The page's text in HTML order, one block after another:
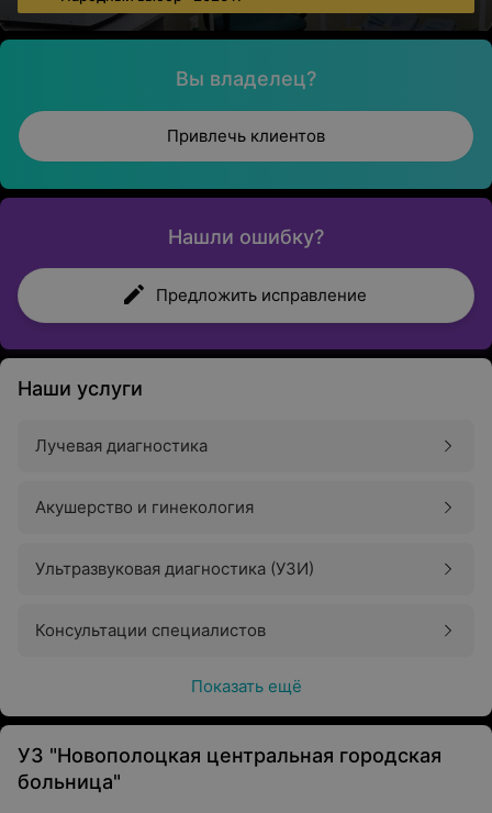
Вы владелец?
Привлечь клиентов
Нашли ошибку?
Предложить исправление
Наши услуги
Лучевая диагностика
Акушерство и гинекология
Ультразвуковая диагностика (УЗИ)
Консультации специалистов
Показать ещё
УЗ "Новополоцкая центральная городская
больница"